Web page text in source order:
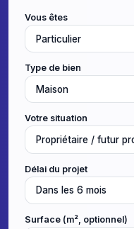
Vous êtes
Type de bien
Votre situation
Délai du projet
Surface (m², optionnel)